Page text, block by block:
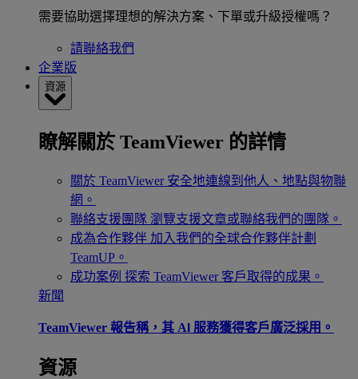
需要協助選擇理想的解決方案、下單或升級授權嗎？
請聯絡我們
企業版
資源
瞭解關於 TeamViewer 的詳情
關於 TeamViewer 安全地連線到他人、地點與物聯
網。
聯絡支援團隊 瀏覽支援文章或聯絡我們的團隊。
成為合作夥伴 加入我們的全球合作夥伴計劃
TeamUP。
成功案例 探索 TeamViewer 客戶取得的成果。
新聞
TeamViewer 報告稱，其 Al 服務獲得客戶廣泛採用。
資源